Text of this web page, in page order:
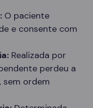
O paciente
e consente com
Realizada por
perdeu a
sem ordem